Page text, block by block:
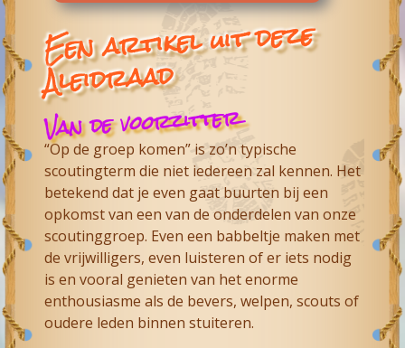
Een artikel uit deze
Aleidraad
Van de voorzitter
“Op de groep komen” is zo’n typische
scoutingterm die niet iedereen zal kennen. Het
betekend dat je even gaat buurten bij een
opkomst van een van de onderdelen van onze
scoutinggroep. Even een babbeltje maken met
de vrijwilligers, even luisteren of er iets nodig
is en vooral genieten van het enorme
enthousiasme als de bevers, welpen, scouts of
oudere leden binnen stuiteren.